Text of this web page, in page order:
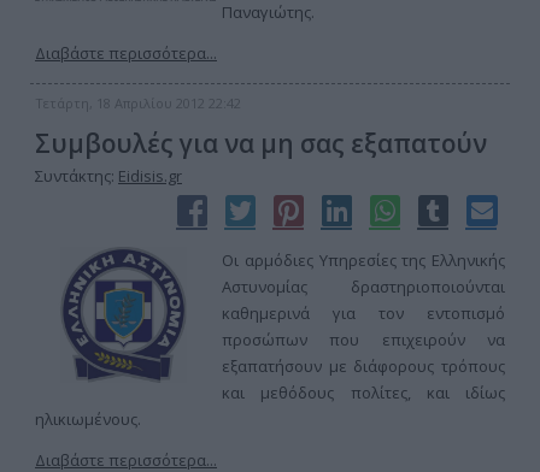
Παναγιώτης.
Διαβάστε περισσότερα...
Τετάρτη, 18 Απριλίου 2012 22:42
Συμβουλές για να μη σας εξαπατούν
Συντάκτης: Eidisis.gr
Οι αρμόδιες Υπηρεσίες της Ελληνικής
Αστυνομίας δραστηριοποιούνται
καθημερινά για τον εντοπισμό
προσώπων που επιχειρούν να
εξαπατήσουν με διάφορους τρόπους
και μεθόδους πολίτες, και ιδίως
ηλικιωμένους.
Διαβάστε περισσότερα...